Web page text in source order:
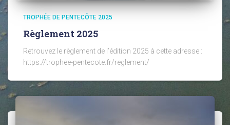
TROPHÉE DE PENTECÔTE 2025
Règlement 2025
Retrouvez le règlement de l’édition 2025 à cette adresse :
https://trophee-pentecote.fr/reglement/